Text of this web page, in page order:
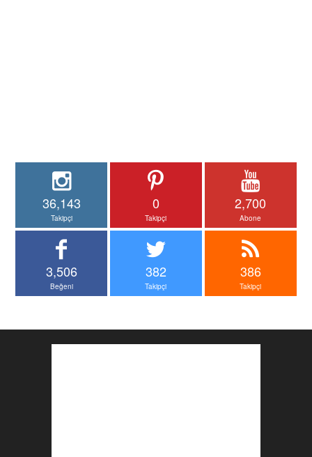
36,143
Takipçi
0
Takipçi
2,700
Abone
3,506
Beğeni
382
Takipçi
386
Takipçi